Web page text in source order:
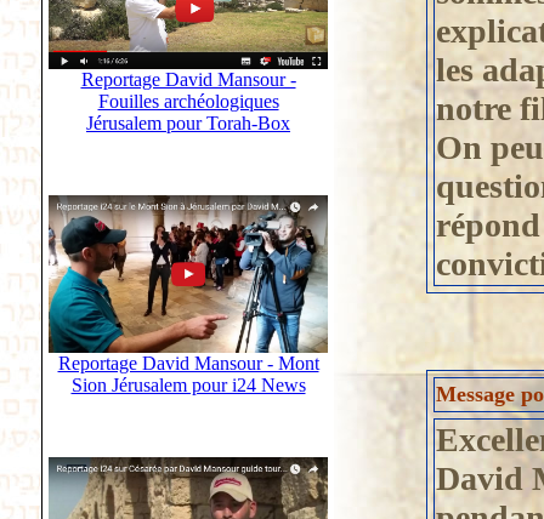
Reportage David Mansour -
Fouilles archéologiques
Jérusalem pour Torah-Box
Reportage David Mansour - Mont
Sion Jérusalem pour i24 News
les
notre
On
répond
Message
David